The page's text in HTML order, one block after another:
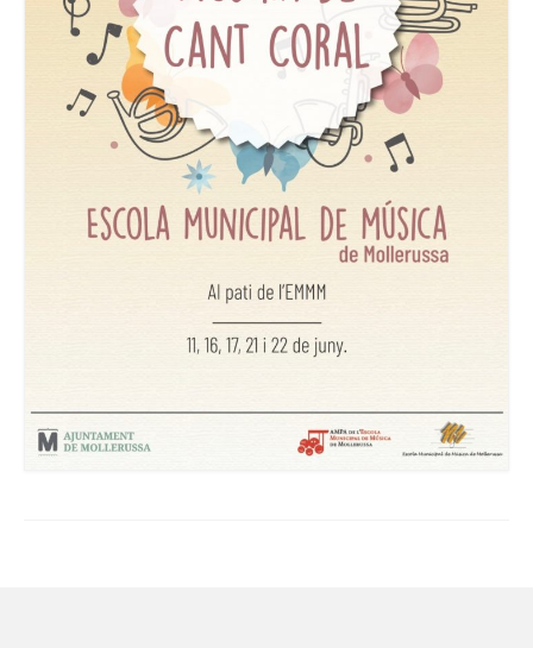
Lloguer d’instruments
Taxes
Activitats
Horaris curs 2026/2027